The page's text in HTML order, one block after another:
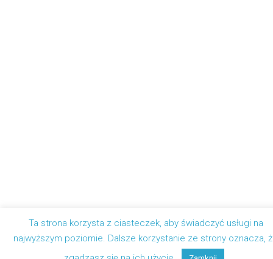
Ta strona korzysta z ciasteczek, aby świadczyć usługi na
najwyższym poziomie. Dalsze korzystanie ze strony oznacza,